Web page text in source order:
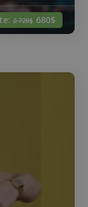
2.720$ 680$